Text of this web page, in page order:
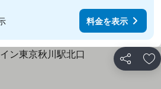
料金を表示
シェア お